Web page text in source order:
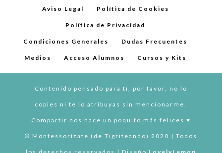
Aviso Legal Política de Cookies
Política de Privacidad
Condiciones Generales Dudas Frecuentes
Medios Acceso Alumnos Cursos y Kits
Contenido pensado para tí, por favor, no lo
copies ni te lo atribuyas sin mencionarme.
Compartir nos hace un poquito más felices ♥︎
© Montessorízate (de Tigriteando) 2020 | Todos